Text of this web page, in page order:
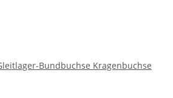
Bundbuchse Kragenbuchse